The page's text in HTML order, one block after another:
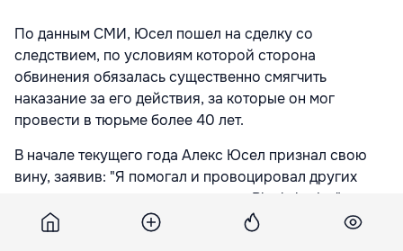
По данным СМИ, Юсел пошел на сделку со
следствием, по условиям которой сторона
обвинения обязалась существенно смягчить
наказание за его действия, за которые он мог
провести в тюрьме более 40 лет.
В начале текущего года Алекс Юсел признал свою
вину, заявив: "Я помогал и провоцировал других
намеренно рассылать программу Blackshades".
Согласно предъявленному обвинению, Алекс Юсел